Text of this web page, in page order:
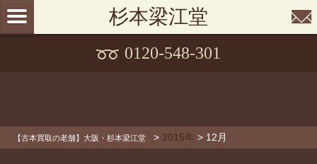
杉本梁江堂
0120-548-301
【古本買取の老舗】大阪・杉本梁江堂 > 2015年 > 12月